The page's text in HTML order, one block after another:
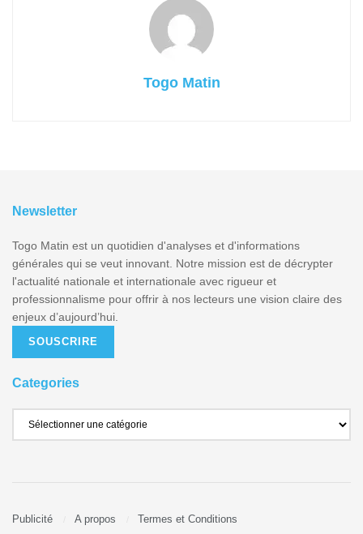
Togo Matin
Newsletter
Togo Matin est un quotidien d'analyses et d'informations
générales qui se veut innovant. Notre mission est de décrypter
l'actualité nationale et internationale avec rigueur et
professionnalisme pour offrir à nos lecteurs une vision claire des
enjeux d’aujourd’hui.
SOUSCRIRE
Categories
Publicité A propos Termes et Conditions